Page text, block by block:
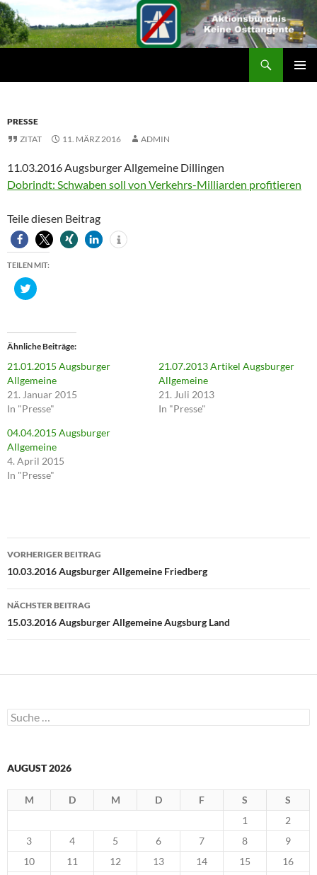
PRESSE
ZITAT
11. MÄRZ 2016 ADMIN
11.03.2016 Augsburger Allgemeine Dillingen
Dobrindt: Schwaben soll von Verkehrs-Milliarden profitieren
Teile diesen Beitrag
TEILEN MIT:
K
l
,
u
m
ü
b
e
r
T
w
i
t
e
r
z
t
(
i
d
n
e
u
e
s
g
e
ö
e
t
Ähnliche Beiträge
21.01.2015 Augsburger
Allgemeine
21. Januar 2015
In "Presse"
21.07.2013 Artikel Augsburger
Allgemeine
21. Juli 2013
In "Presse"
04.04.2015 Augsburger
Allgemeine
4. April 2015
In "Presse"
Beitragsnavigation
VORHERIGER BEITRAG
10.03.2016 Augsburger Allgemeine Friedberg
NÄCHSTER BEITRAG
15.03.2016 Augsburger Allgemeine Augsburg Land
Suche
nach:
AUGUST 2026
M D M D F S
S
1
2
3
4 5 6 7 8
9
10
11 12 13 14 15
16